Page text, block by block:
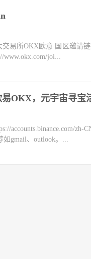
易所OKX欧意 国区邀请链
www.okx.com/joi...
OKX，元宇宙寻宝
accounts.binance.com/zh-
gmail、outlook。...